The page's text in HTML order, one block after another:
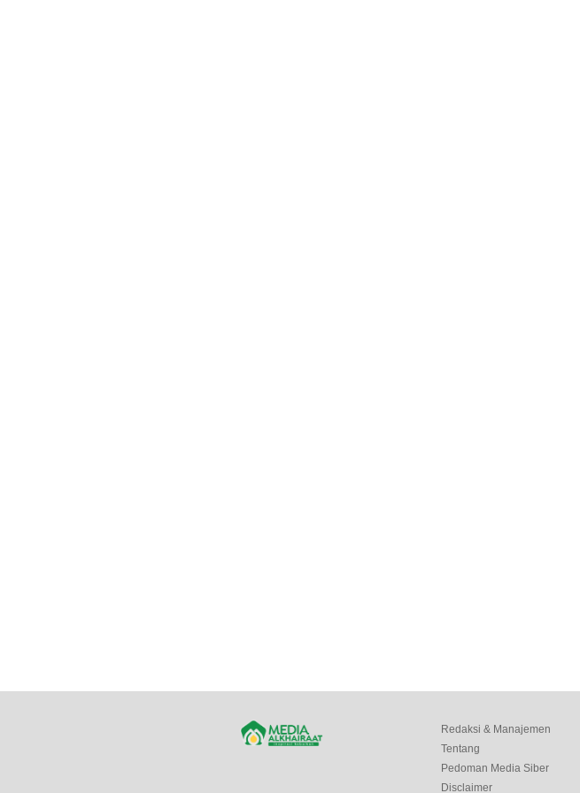
Redaksi & Manajemen
Tentang
Pedoman Media Siber
Disclaimer